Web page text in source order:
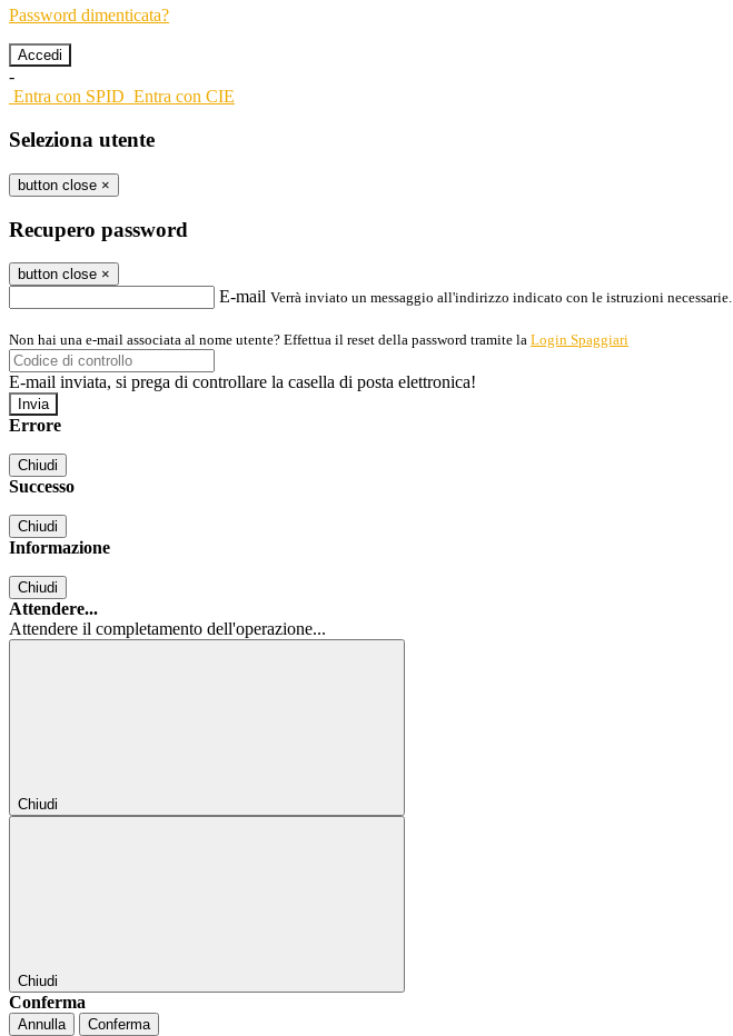
Password dimenticata?
-
Entra con SPID Entra con CIE
Seleziona utente
button close ×
Recupero password
button close ×
E-mail Verrà inviato un messaggio all'indirizzo indicato con le istruzioni necessarie.
Non hai una e-mail associata al nome utente? Effettua il reset della password tramite la Login Spaggiari
E-mail inviata, si prega di controllare la casella di posta elettronica!
Errore
Chiudi
Successo
Chiudi
Informazione
Chiudi
Attendere...
Attendere il completamento dell'operazione...
Chiudi
Chiudi
Conferma
Annulla Conferma